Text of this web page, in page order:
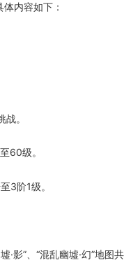
内容如下：
。
60级。
3阶1级。
影”、“混乱幽墟·幻”地图共